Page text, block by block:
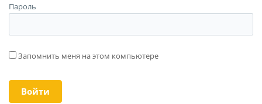
Пароль
Запомнить меня на этом компьютере